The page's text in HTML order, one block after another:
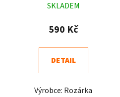
hodnocení
produktu
5,0
z
hvězdiček.
SKLADEM
590 Kč
DETAIL
Výrobce: Rozárka